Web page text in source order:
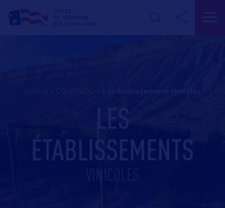
les établissements vinicoles
LES
ÉTABLISSEMENTS
VINICOLES